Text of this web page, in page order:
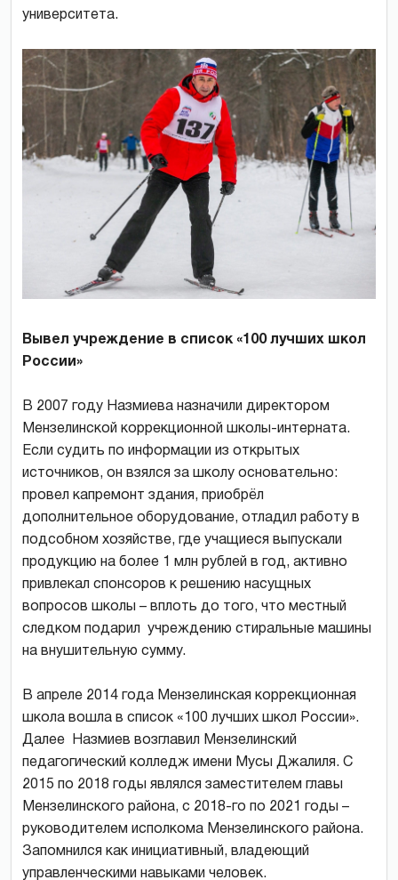
университета.
Вывел учреждение в список «100 лучших школ
России»
В 2007 году Назмиева назначили директором
Мензелин­ской коррекционной школы-интерната.
Если судить по информации из открытых
источников, он взялся за школу основательно:
провел капремонт здания, приобрёл
дополнительное оборудование, отладил работу в
подсобном хозяйстве, где учащиеся выпускали
продукцию на более 1 млн рублей в год, активно
привлекал спонсоров к решению насущных
вопросов школы – вплоть до того, что местный
следком подарил учреждению стиральные машины
на внушительную сумму.
В апреле 2014 года Мензелинская коррекционная
школа вошла в список «100 лучших школ России».
Далее Назмиев возглавил Мензелинский
педагогический колледж имени Мусы Джалиля. С
2015 по 2018 годы являлся заместителем главы
Мензелинского района, с 2018-го по 2021 годы –
руководителем исполкома Мензелинского района.
Запомнился как инициативный, владеющий
управленческими навыками человек.